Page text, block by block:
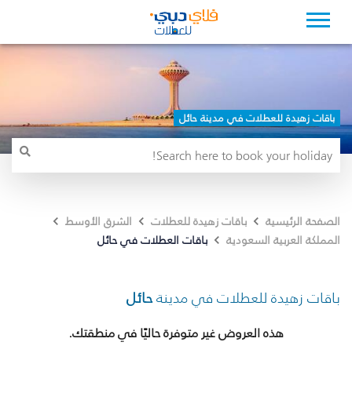
باقات زهيدة للعطلات في مدينة حائل
الصفحة الرئيسية باقات زهيدة للعطلات
الشرق الأوسط
المملكة العربية السعودية
باقات العطلات في حائل
باقات زهيدة للعطلات في مدينةحائل
هذه العروض غير متوفرة حاليًا في منطقتك.